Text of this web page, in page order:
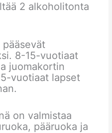
2 alkoholitonta
8-15-vuotiaat
juomakortin
vuotiaat lapset
on valmistaa
pääruoka ja